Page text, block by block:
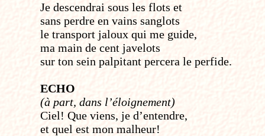
Je descendrai sous les flots et
sans perdre en vains sanglots
le transport jaloux qui me guide,
ma main de cent javelots
sur ton sein palpitant percera le perfide.
ECHO
(à part, dans l’éloignement)
Ciel! Que viens, je d’entendre,
et quel est mon malheur!